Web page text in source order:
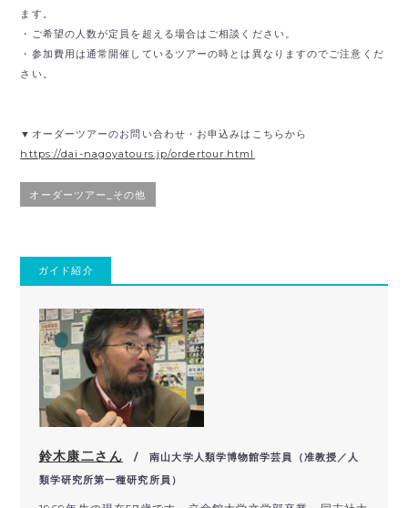
ます。
・ご希望の人数が定員を超える場合はご相談ください。
・参加費用は通常開催しているツアーの時とは異なりますのでご注意くだ
さい。
▼オーダーツアーのお問い合わせ・お申込みはこちらから
https://dai-nagoyatours.jp/ordertour.html
オーダーツアー_その他
ガイド紹介
鈴木康二さん / 南山大学人類学博物館学芸員（准教授／人
類学研究所第一種研究所員）